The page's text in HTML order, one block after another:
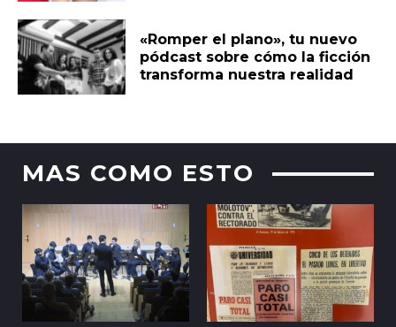
«Romper el plano», tu nuevo
pódcast sobre cómo la ficción
transforma nuestra realidad
MAS COMO ESTO